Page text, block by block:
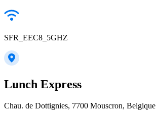
SFR_EEC8_5GHZ
Lunch Express
Chau. de Dottignies, 7700 Mouscron, Belgique